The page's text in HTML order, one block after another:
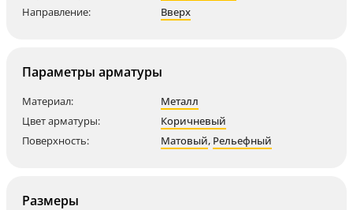
Направление:
Вверх
Параметры арматуры
Материал:
Металл
Цвет арматуры:
Коричневый
Поверхность:
Матовый, Рельефный
Размеры